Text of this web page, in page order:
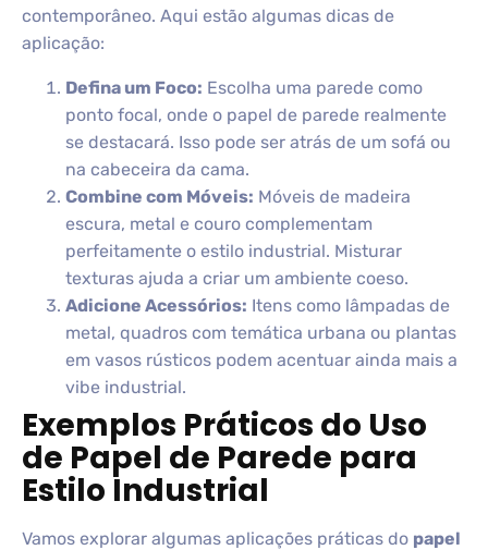
contemporâneo. Aqui estão algumas dicas de
aplicação:
Defina um Foco: Escolha uma parede como
ponto focal, onde o papel de parede realmente
se destacará. Isso pode ser atrás de um sofá ou
na cabeceira da cama.
Combine com Móveis: Móveis de madeira
escura, metal e couro complementam
perfeitamente o estilo industrial. Misturar
texturas ajuda a criar um ambiente coeso.
Adicione Acessórios: Itens como lâmpadas de
metal, quadros com temática urbana ou plantas
em vasos rústicos podem acentuar ainda mais a
vibe industrial.
Exemplos Práticos do Uso
de Papel de Parede para
Estilo Industrial
Vamos explorar algumas aplicações práticas do papel